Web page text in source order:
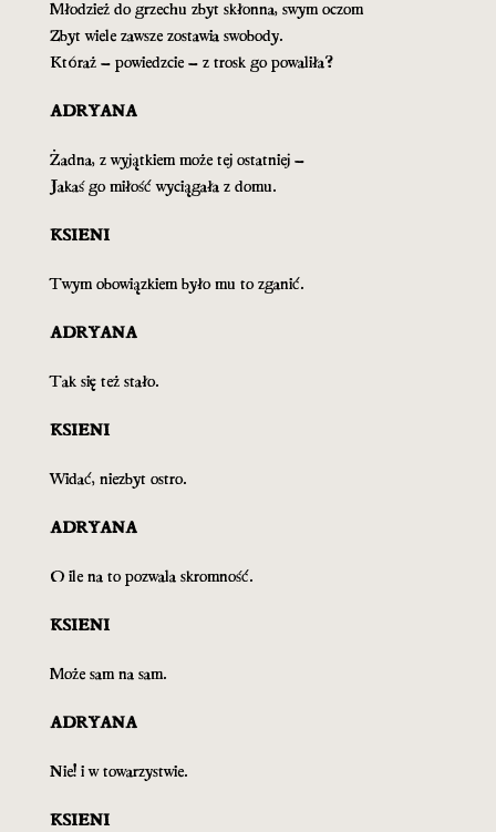
Młodzież do grzechu zbyt skłonna, swym oczom
Zbyt wiele zawsze zostawia swobody.
Któraż – powiedzcie – z trosk go powaliła?
ADRYANA
Żadna, z wyjątkiem może tej ostatniej –
Jakaś go miłość wyciągała z domu.
KSIENI
Twym obowiązkiem było mu to zganić.
ADRYANA
Tak się też stało.
KSIENI
Widać, niezbyt ostro.
ADRYANA
O ile na to pozwala skromność.
KSIENI
Może sam na sam.
ADRYANA
Nie! i w towarzystwie.
KSIENI